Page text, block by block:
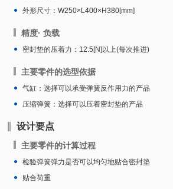
外形尺寸：W250×L400×H380[mm]
精度· 负载
密封垫的压着力：12.5[N]以上(每次推进)
主要零件的选型依据
气缸：选择可以承受弹簧反作用力的产品
压缩弹簧：选择可以压着密封垫的产品
设计要点
主要零件的计算过程
检验弹簧弹力是否可以均匀地贴合密封垫
贴合荷重